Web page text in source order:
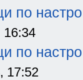
по
16:34
по
17:52